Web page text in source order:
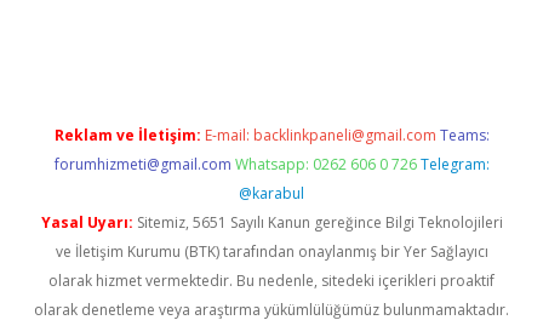
Reklam ve İletişim: E-mail: backlinkpaneli@gmail.com Teams:
forumhizmeti@gmail.com Whatsapp: 0262 606 0 726 Telegram:
@karabul
Yasal Uyarı: Sitemiz, 5651 Sayılı Kanun gereğince Bilgi Teknolojileri
ve İletişim Kurumu (BTK) tarafından onaylanmış bir Yer Sağlayıcı
olarak hizmet vermektedir. Bu nedenle, sitedeki içerikleri proaktif
olarak denetleme veya araştırma yükümlülüğümüz bulunmamaktadır.